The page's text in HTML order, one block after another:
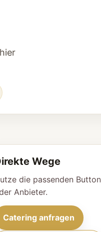
Wege
die passenden
Anbieter.
Catering anfragen